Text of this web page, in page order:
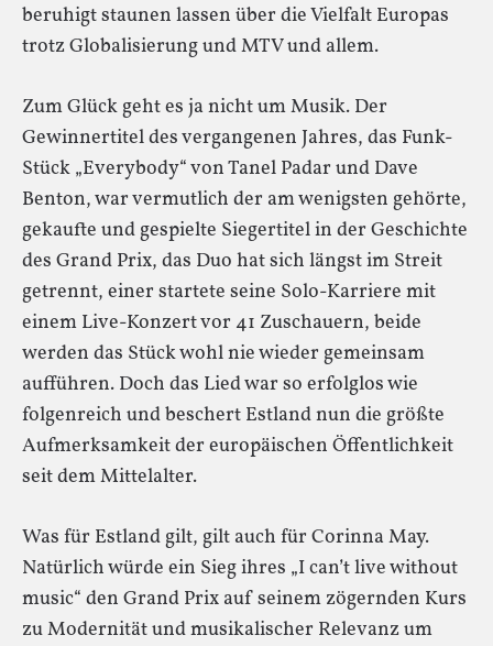
beruhigt staunen lassen über die Vielfalt Europas
trotz Globalisierung und MTV und allem.
Zum Glück geht es ja nicht um Musik. Der
Gewinnertitel des vergangenen Jahres, das Funk-
Stück „Everybody“ von Tanel Padar und Dave
Benton, war vermutlich der am wenigsten gehörte,
gekaufte und gespielte Siegertitel in der Geschichte
des Grand Prix, das Duo hat sich längst im Streit
getrennt, einer startete seine Solo-Karriere mit
einem Live-Konzert vor 41 Zuschauern, beide
werden das Stück wohl nie wieder gemeinsam
aufführen. Doch das Lied war so erfolglos wie
folgenreich und beschert Estland nun die größte
Aufmerksamkeit der europäischen Öffentlichkeit
seit dem Mittelalter.
Was für Estland gilt, gilt auch für Corinna May.
Natürlich würde ein Sieg ihres „I can’t live without
music“ den Grand Prix auf seinem zögernden Kurs
zu Modernität und musikalischer Relevanz um